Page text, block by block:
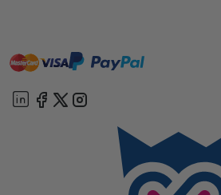
mastervisa paypal